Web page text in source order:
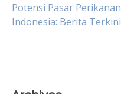
Post
Potensi Pasar Perikanan
Indonesia: Berita Terkini